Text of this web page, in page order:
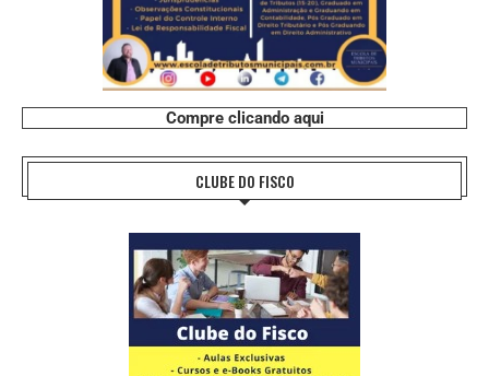
Compre clicando aqui
CLUBE DO FISCO